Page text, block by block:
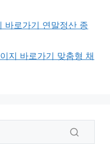
바로가기 연말정산 종
지 바로가기 맞춤형 채